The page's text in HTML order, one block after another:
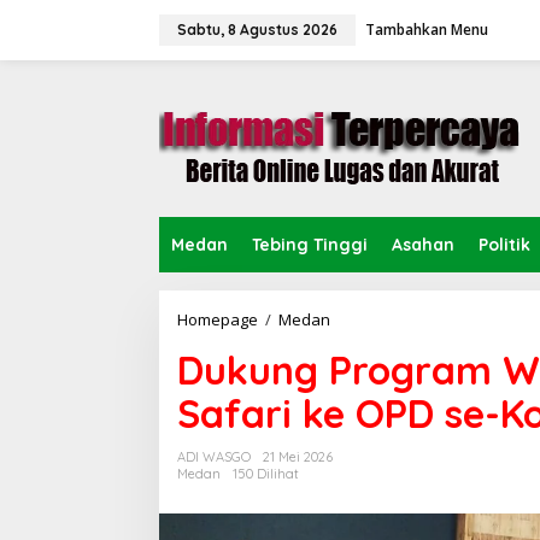
Sabtu, 8 Agustus 2026 Tambahkan Menu
Medan Tebing Tinggi Asahan Politik
Homepage / Medan
k
u
n
g
P
g
Dukung Program
Safari ke OPD se-
ADI WASGO
21 Mei 2026
Medan
150 Dilihat